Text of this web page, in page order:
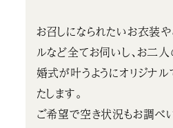
お召しになられたいお衣装
ルなど全てお伺いし、お二
婚式が叶うようにオリジナ
たします。
ご希望で空き状況もお調べ